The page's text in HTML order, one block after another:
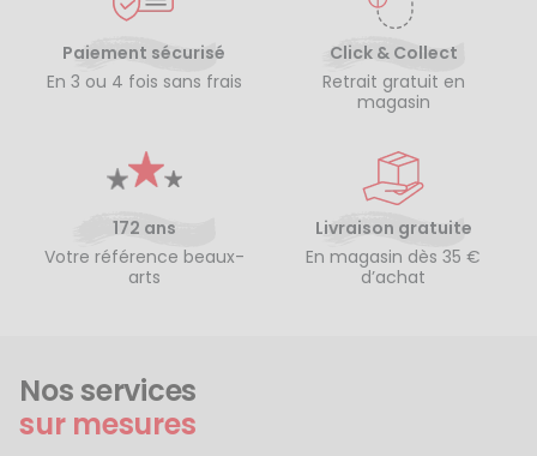
Paiement sécurisé
En 3 ou 4 fois sans frais
Click & Collect
Retrait gratuit en
magasin
172 ans
Votre référence beaux-
arts
Livraison gratuite
En magasin dès 35 €
d’achat
Nos services
sur mesures